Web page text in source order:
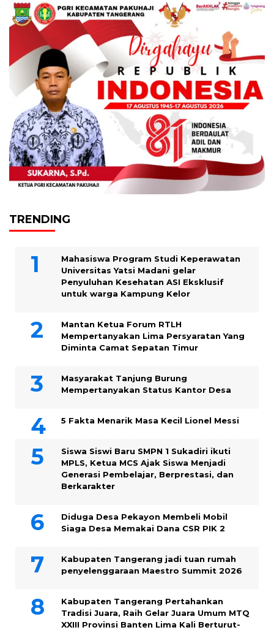
TRENDING
Mahasiswa Program Studi Keperawatan
Universitas Yatsi Madani gelar
Penyuluhan Kesehatan ASI Eksklusif
untuk warga Kampung ‎Kelor
Mantan Ketua Forum RTLH
Mempertanyakan Lima Persyaratan Yang
Diminta Camat Sepatan Timur
Masyarakat Tanjung Burung
Mempertanyakan Status Kantor Desa
5 Fakta Menarik Masa Kecil Lionel Messi
Siswa Siswi Baru SMPN 1 Sukadiri ikuti
MPLS, Ketua MCS Ajak Siswa Menjadi
Generasi Pembelajar, Berprestasi, dan
Berkarakter
Diduga Desa Pekayon Membeli Mobil
Siaga Desa Memakai Dana CSR PIK 2
Kabupaten Tangerang jadi tuan rumah
penyelenggaraan Maestro Summit 2026
Kabupaten Tangerang Pertahankan
Tradisi Juara, Raih Gelar Juara Umum MTQ
XXIII Provinsi Banten Lima Kali Berturut-